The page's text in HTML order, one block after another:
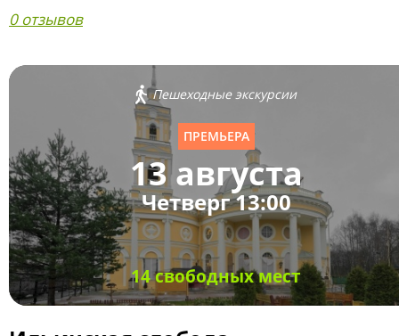
0 отзывов
Пешеходные экскурсии
ПРЕМЬЕРА
13 августа
Четверг 13:00
14 свободных мест